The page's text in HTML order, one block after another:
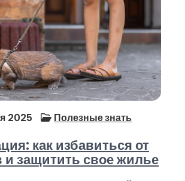
2025 Полезные знать
как избавиться от
и защитить свое жилье